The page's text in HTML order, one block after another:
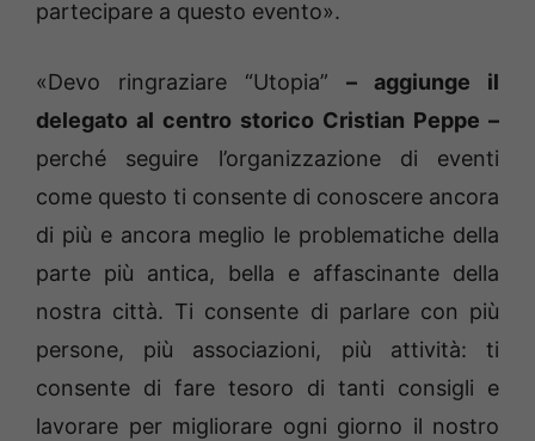
partecipare a questo evento».
«Devo ringraziare “Utopia” – aggiunge il
delegato al centro storico Cristian Peppe –
perché seguire l’organizzazione di eventi
come questo ti consente di conoscere ancora
di più e ancora meglio le problematiche della
parte più antica, bella e affascinante della
nostra città. Ti consente di parlare con più
persone, più associazioni, più attività: ti
consente di fare tesoro di tanti consigli e
lavorare per migliorare ogni giorno il nostro